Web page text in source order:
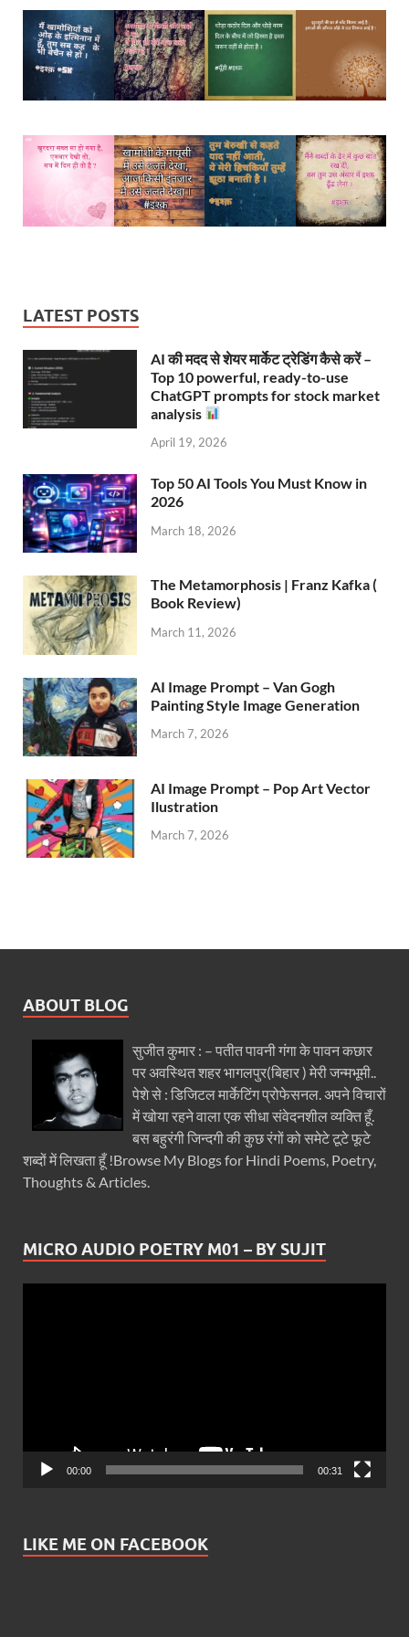
LATEST POSTS
AI की मदद से शेयर मार्केट ट्रेडिंग कैसे करें –
Top 10 powerful, ready-to-use
ChatGPT prompts for stock market
analysis
April 19, 2026
Top 50 AI Tools You Must Know in
2026
March 18, 2026
The Metamorphosis | Franz Kafka (
Book Review)
March 11, 2026
AI Image Prompt – Van Gogh
Painting Style Image Generation
March 7, 2026
AI Image Prompt – Pop Art Vector
Ilustration
March 7, 2026
ABOUT BLOG
सुजीत कुमार : – पतीत पावनी गंगा के पावन कछार
पर अवस्थित शहर भागलपुर(बिहार ) मेरी जन्मभूमी..
पेशे से : डिजिटल मार्केटिंग प्रोफेसनल. अपने विचारों
में खोया रहने वाला एक सीधा संवेदनशील व्यक्ति हूँ.
बस बहुरंगी जिन्दगी की कुछ रंगों को समेटे टूटे फूटे
शब्दों में लिखता हूँ !Browse My Blogs for Hindi Poems, Poetry,
Thoughts & Articles.
MICRO AUDIO POETRY M01 – BY SUJIT
00:00 00:31
LIKE ME ON FACEBOOK